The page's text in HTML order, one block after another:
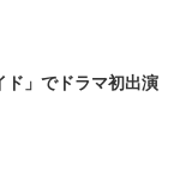
」でドラマ初出演